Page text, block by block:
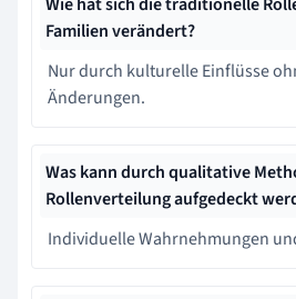
Familien verändert?
Nur durch kulturelle Einflüsse
Änderungen.
Was kann durch qualitative
Rollenverteilung aufgedeckt
Individuelle Wahrnehmungen